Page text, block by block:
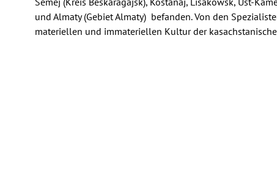
und Almaty (Gebiet Almaty) befanden. Von den
materiellen und immateriellen Kultur der